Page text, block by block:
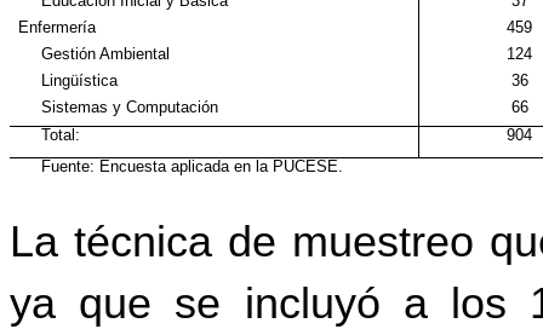
Enfermería
459
Gestión Ambiental
124
Lingüística
36
Sistemas y Computación
66
Total:
904
Fuente: Encuesta aplicada en la PUCESE.
La técnica de muestreo
ya que se incluyó a los